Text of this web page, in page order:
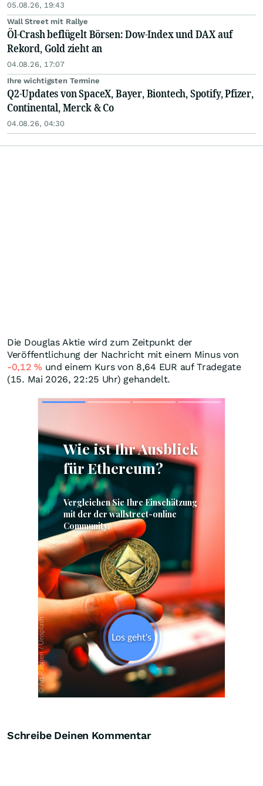
05.08.26, 19:43
Wall Street mit Rallye
Öl-Crash beflügelt Börsen: Dow-Index und DAX auf
Rekord, Gold zieht an
04.08.26, 17:07
Ihre wichtigsten Termine
Q2-Updates von SpaceX, Bayer, Biontech, Spotify, Pfizer,
Continental, Merck & Co
04.08.26, 04:30
Die Douglas Aktie wird zum Zeitpunkt der
Veröffentlichung der Nachricht mit einem Minus von
-0,12% und einem Kurs von 8,64 EUR auf Tradegate
(15. Mai 2026, 22:25 Uhr) gehandelt.
Schreibe Deinen Kommentar